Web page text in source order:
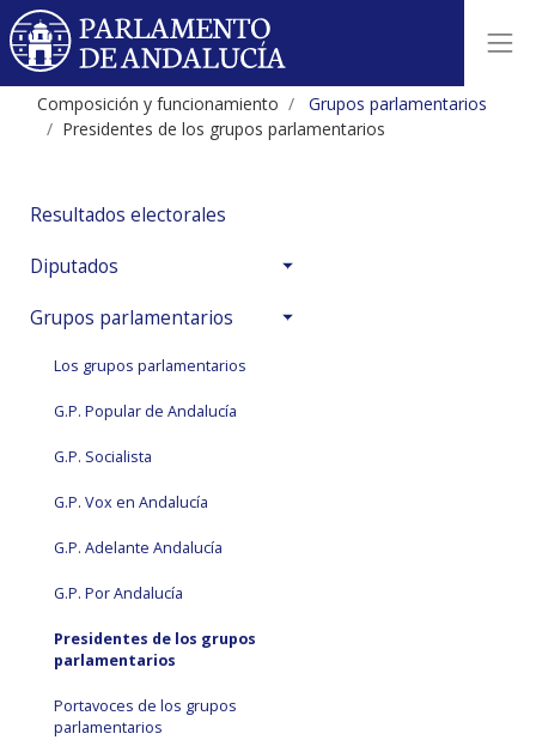
Composición y funcionamiento
Grupos parlamentarios
Presidentes de los grupos parlamentarios
Resultados electorales
Diputados
Grupos parlamentarios
Los grupos parlamentarios
G.P. Popular de Andalucía
G.P. Socialista
G.P. Vox en Andalucía
G.P. Adelante Andalucía
G.P. Por Andalucía
Presidentes de los grupos
parlamentarios
Portavoces de los grupos
parlamentarios